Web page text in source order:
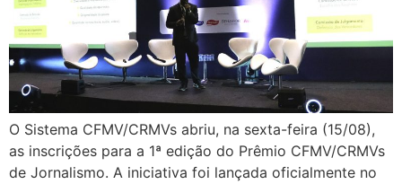
O Sistema CFMV/CRMVs abriu, na sexta-feira (15/08),
as inscrições para a 1ª edição do Prêmio CFMV/CRMVs
de Jornalismo. A iniciativa foi lançada oficialmente no